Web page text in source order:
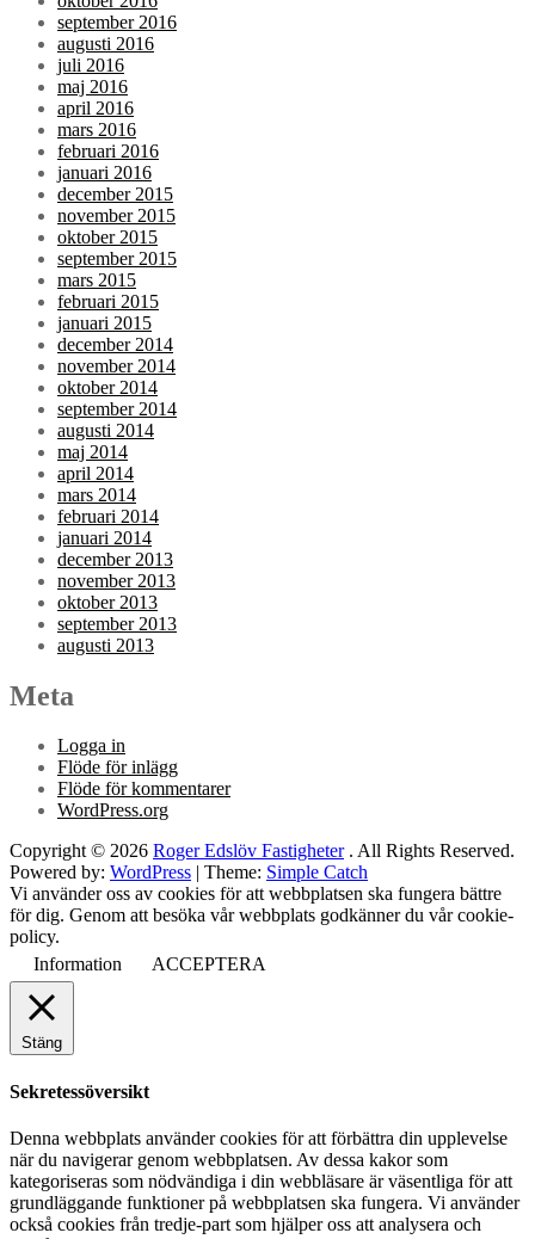
september 2016
augusti 2016
juli 2016
maj 2016
april 2016
mars 2016
februari 2016
januari 2016
december 2015
november 2015
oktober 2015
september 2015
mars 2015
februari 2015
januari 2015
december 2014
november 2014
oktober 2014
september 2014
augusti 2014
maj 2014
april 2014
mars 2014
februari 2014
januari 2014
december 2013
november 2013
oktober 2013
september 2013
augusti 2013
Meta
Logga in
Flöde för inlägg
Flöde för kommentarer
WordPress.org
Copyright © 2026 Roger Edslöv Fastigheter. All Rights Reserved.
Powered by: WordPress | Theme: Simple Catch
Vi använder oss av cookies för att webbplatsen ska fungera bättre
för dig. Genom att besöka vår webbplats godkänner du vår cookie-
policy.
Information
ACCEPTERA
Stäng
Sekretessöversikt
Denna webbplats använder cookies för att förbättra din upplevelse
när du navigerar genom webbplatsen. Av dessa kakor som
kategoriseras som nödvändiga i din webbläsare är väsentliga för att
grundläggande funktioner på webbplatsen ska fungera. Vi använder
också cookies från tredje-part som hjälper oss att analysera och